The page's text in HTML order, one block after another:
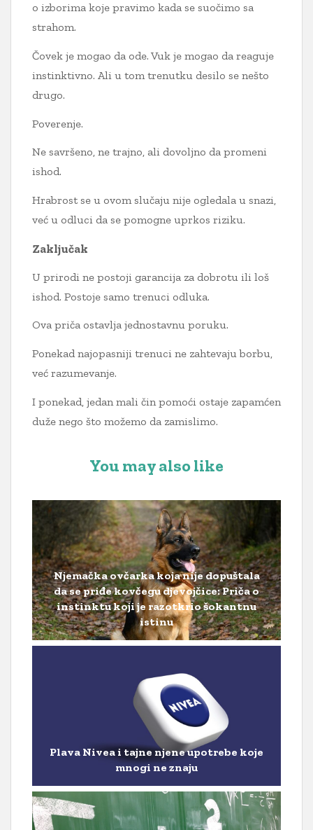
o izborima koje pravimo kada se suočimo sa
strahom.
Čovek je mogao da ode. Vuk je mogao da reaguje
instinktivno. Ali u tom trenutku desilo se nešto
drugo.
Poverenje.
Ne savršeno, ne trajno, ali dovoljno da promeni
ishod.
Hrabrost se u ovom slučaju nije ogledala u snazi,
već u odluci da se pomogne uprkos riziku.
Zaključak
U prirodi ne postoji garancija za dobrotu ili loš
ishod. Postoje samo trenuci odluka.
Ova priča ostavlja jednostavnu poruku.
Ponekad najopasniji trenuci ne zahtevaju borbu,
već razumevanje.
I ponekad, jedan mali čin pomoći ostaje zapamćen
duže nego što možemo da zamislimo.
You may also like
Njemačka ovčarka koja nije dopuštala
da se priđe kovčegu djevojčice: Priča o
instinktu koji je razotkrio šokantnu
istinu
Plava Nivea i tajne njene upotrebe koje
mnogi ne znaju